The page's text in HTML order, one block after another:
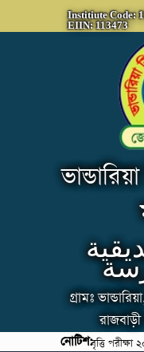
Institiute Code:
EIIN: 113473
গ্রামঃ
নোটিশ:
অষ্টম শ্রেণীর বৃত্তি পরীক্ষা